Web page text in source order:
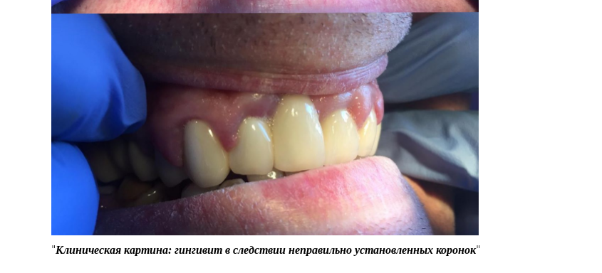
Клиническая картина: гингивит в следствии неправильно установленных коронок